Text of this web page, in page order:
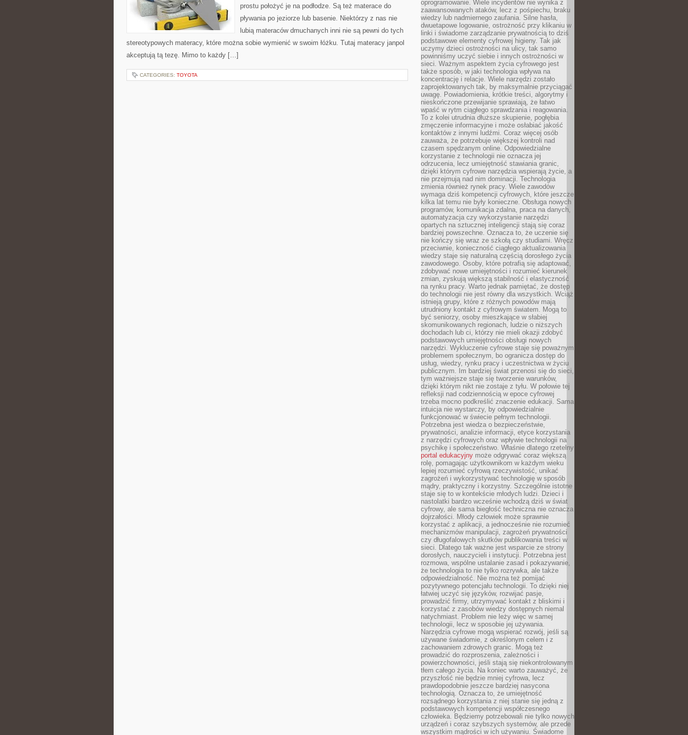
prostu położyć je na podłodze. Są też materace do
pływania po jeziorze lub basenie. Niektórzy z nas nie
lubią materaców dmuchanych inni nie są pewni do tych
stereotypowych materacy, które można sobie wymienić w swoim łóżku. Tutaj materacy janpol
akceptują tą tezę. Mimo to każdy […]
CATEGORIES: TOYOTA
oprogramowanie. Wiele incydentów nie wynika z
zaawansowanych ataków, lecz z pośpiechu, braku
wiedzy lub nadmiernego zaufania. Silne hasła,
dwuetapowe logowanie, ostrożność przy klikaniu w
linki i świadome zarządzanie prywatnością to dziś
podstawowe elementy cyfrowej higieny. Tak jak
uczymy dzieci ostrożności na ulicy, tak samo
powinniśmy uczyć siebie i innych ostrożności w
sieci. Ważnym aspektem życia cyfrowego jest
także sposób, w jaki technologia wpływa na
koncentrację i relacje. Wiele narzędzi zostało
zaprojektowanych tak, by maksymalnie przyciągać
uwagę. Powiadomienia, krótkie treści, algorytmy i
nieskończone przewijanie sprawiają, że łatwo
wpaść w rytm ciągłego sprawdzania i reagowania.
To z kolei utrudnia dłuższe skupienie, pogłębia
zmęczenie informacyjne i może osłabiać jakość
kontaktów z innymi ludźmi. Coraz więcej osób
zauważa, że potrzebuje większej kontroli nad
czasem spędzanym online. Odpowiedzialne
korzystanie z technologii nie oznacza jej
odrzucenia, lecz umiejętność stawiania granic,
dzięki którym cyfrowe narzędzia wspierają życie, a
nie przejmują nad nim dominacji. Technologia
zmienia również rynek pracy. Wiele zawodów
wymaga dziś kompetencji cyfrowych, które jeszcze
kilka lat temu nie były konieczne. Obsługa nowych
programów, komunikacja zdalna, praca na danych,
automatyzacja czy wykorzystanie narzędzi
opartych na sztucznej inteligencji stają się coraz
bardziej powszechne. Oznacza to, że uczenie się
nie kończy się wraz ze szkołą czy studiami. Wręcz
przeciwnie, konieczność ciągłego aktualizowania
wiedzy staje się naturalną częścią dorosłego życia
zawodowego. Osoby, które potrafią się adaptować,
zdobywać nowe umiejętności i rozumieć kierunek
zmian, zyskują większą stabilność i elastyczność
na rynku pracy. Warto jednak pamiętać, że dostęp
do technologii nie jest równy dla wszystkich. Wciąż
istnieją grupy, które z różnych powodów mają
utrudniony kontakt z cyfrowym światem. Mogą to
być seniorzy, osoby mieszkające w słabiej
skomunikowanych regionach, ludzie o niższych
dochodach lub ci, którzy nie mieli okazji zdobyć
podstawowych umiejętności obsługi nowych
narzędzi. Wykluczenie cyfrowe staje się poważnym
problemem społecznym, bo ogranicza dostęp do
usług, wiedzy, rynku pracy i uczestnictwa w życiu
publicznym. Im bardziej świat przenosi się do sieci,
tym ważniejsze staje się tworzenie warunków,
dzięki którym nikt nie zostaje z tyłu. W połowie tej
refleksji nad codziennością w epoce cyfrowej
trzeba mocno podkreślić znaczenie edukacji. Sama
intuicja nie wystarczy, by odpowiedzialnie
funkcjonować w świecie pełnym technologii.
Potrzebna jest wiedza o bezpieczeństwie,
prywatności, analizie informacji, etyce korzystania
z narzędzi cyfrowych oraz wpływie technologii na
psychikę i społeczeństwo. Właśnie dlatego rzetelny
portal edukacyjny może odgrywać coraz większą
rolę, pomagając użytkownikom w każdym wieku
lepiej rozumieć cyfrową rzeczywistość, unikać
zagrożeń i wykorzystywać technologię w sposób
mądry, praktyczny i korzystny. Szczególnie istotne
staje się to w kontekście młodych ludzi. Dzieci i
nastolatki bardzo wcześnie wchodzą dziś w świat
cyfrowy, ale sama biegłość techniczna nie oznacza
dojrzałości. Młody człowiek może sprawnie
korzystać z aplikacji, a jednocześnie nie rozumieć
mechanizmów manipulacji, zagrożeń prywatności
czy długofalowych skutków publikowania treści w
sieci. Dlatego tak ważne jest wsparcie ze strony
dorosłych, nauczycieli i instytucji. Potrzebna jest
rozmowa, wspólne ustalanie zasad i pokazywanie,
że technologia to nie tylko rozrywka, ale także
odpowiedzialność. Nie można też pomijać
pozytywnego potencjału technologii. To dzięki niej
łatwiej uczyć się języków, rozwijać pasje,
prowadzić firmy, utrzymywać kontakt z bliskimi i
korzystać z zasobów wiedzy dostępnych niemal
natychmiast. Problem nie leży więc w samej
technologii, lecz w sposobie jej używania.
Narzędzia cyfrowe mogą wspierać rozwój, jeśli są
używane świadomie, z określonym celem i z
zachowaniem zdrowych granic. Mogą też
prowadzić do rozproszenia, zależności i
powierzchowności, jeśli stają się niekontrolowanym
tłem całego życia. Na koniec warto zauważyć, że
przyszłość nie będzie mniej cyfrowa, lecz
prawdopodobnie jeszcze bardziej nasycona
technologią. Oznacza to, że umiejętność
rozsądnego korzystania z niej stanie się jedną z
podstawowych kompetencji współczesnego
człowieka. Będziemy potrzebowali nie tylko nowych
urządzeń i coraz szybszych systemów, ale przede
wszystkim mądrości w ich używaniu. Świadome